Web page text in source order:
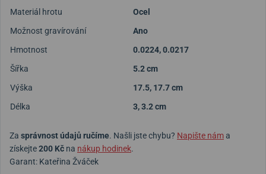
Materiál hrotu
Ocel
Možnost gravírování
Ano
Hmotnost
0.0224, 0.0217
Šířka
5.2 cm
Výška
17.5, 17.7 cm
Délka
3, 3.2 cm
Za správnost údajů ručíme. Našli jste chybu? Napište náma
získejte200 Kč na nákup hodinek.
Garant: Kateřina Žváček